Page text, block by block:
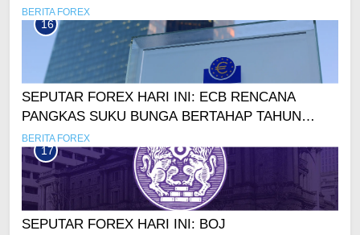
RUSIA
BERITA FOREX
16
SEPUTAR FOREX HARI INI: ECB RENCANA
PANGKAS SUKU BUNGA BERTAHAP TAHUN
DEPAN
BERITA FOREX
17
SEPUTAR FOREX HARI INI: BOJ